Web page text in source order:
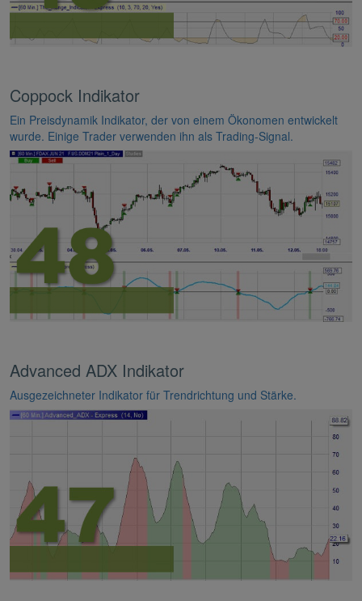
Coppock Indikator
Ein Preisdynamik Indikator, der von einem Ökonomen entwickelt
wurde. Einige Trader verwenden ihn als Trading-Signal.
Advanced ADX Indikator
Ausgezeichneter Indikator für Trendrichtung und Stärke.